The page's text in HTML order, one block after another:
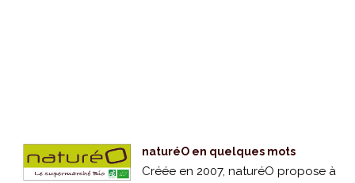
naturéO en quelques mots
Créée en 2007, naturéO propose à